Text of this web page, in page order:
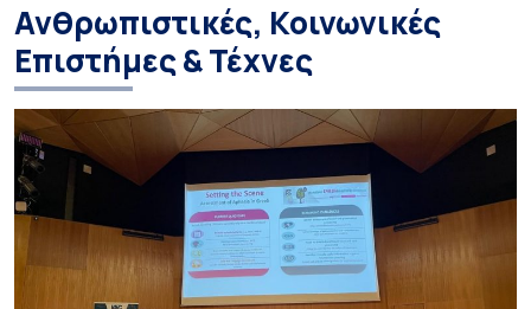
Ανθρωπιστικές, Κοινωνικές
Επιστήμες & Τέχνες